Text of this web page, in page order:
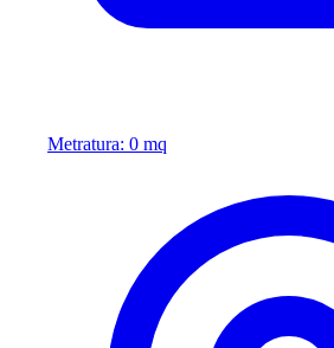
Metratura: 0 mq